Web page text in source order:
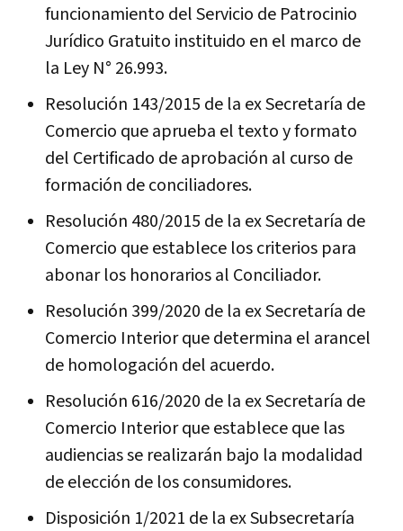
funcionamiento del Servicio de Patrocinio
Jurídico Gratuito instituido en el marco de
la Ley N° 26.993.
Resolución 143/2015 de la ex Secretaría de
Comercio que aprueba el texto y formato
del Certificado de aprobación al curso de
formación de conciliadores.
Resolución 480/2015 de la ex Secretaría de
Comercio que establece los criterios para
abonar los honorarios al Conciliador.
Resolución 399/2020 de la ex Secretaría de
Comercio Interior que determina el arancel
de homologación del acuerdo.
Resolución 616/2020 de la ex Secretaría de
Comercio Interior que establece que las
audiencias se realizarán bajo la modalidad
de elección de los consumidores.
Disposición 1/2021 de la ex Subsecretaría